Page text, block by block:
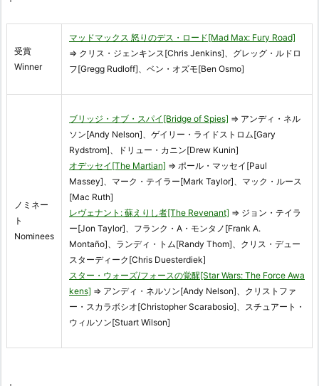
受賞
Winner
マッドマックス 怒りのデス・ロード[Mad Max: Fury Road]
⇒ クリス・ジェンキンス[Chris Jenkins]、グレッグ・ルドロ
フ[Gregg Rudloff]、ベン・オズモ[Ben Osmo]
ノミネー
ト
Nominees
ブリッジ・オブ・スパイ[Bridge of Spies] ⇒ アンディ・ネル
ソン[Andy Nelson]、ゲイリー・ライドストロム[Gary
Rydstrom]、ドリュー・カニン[Drew Kunin]
オデッセイ[The Martian] ⇒ ポール・マッセイ[Paul
Massey]、マーク・テイラー[Mark Taylor]、マック・ルース
[Mac Ruth]
レヴェナント: 蘇えりし者[The Revenant] ⇒ ジョン・テイラ
ー[Jon Taylor]、フランク・A・モンタノ[Frank A.
Montaño]、ランディ・トム[Randy Thom]、クリス・デュー
スターディーク[Chris Duesterdiek]
スター・ウォーズ/フォースの覚醒[Star Wars: The Force Awa
kens] ⇒ アンディ・ネルソン[Andy Nelson]、クリストファ
ー・スカラボシオ[Christopher Scarabosio]、スチュアート・
ウィルソン[Stuart Wilson]